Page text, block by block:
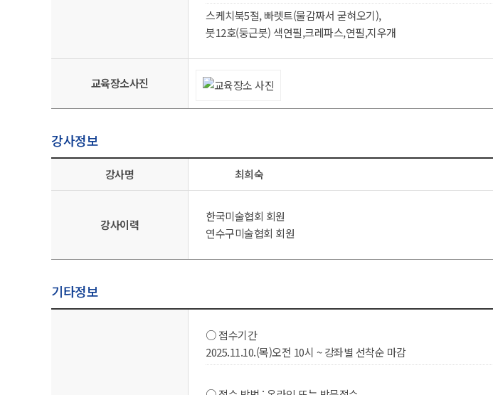
스케치북5절, 빠렛트(물감짜서 굳혀오기),
붓12호(둥근붓) 색연필,크레파스,연필,지우개
교육장소사진
강사정보
강사명 최희숙
강사이력
한국미술협회 회원
연수구미술협회 회원
기타정보
○ 접수기간
2025.11.10.(목)오전 10시 ~ 강좌별 선착순 마감